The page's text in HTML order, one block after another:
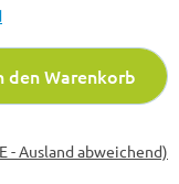
den Warenkorb
- Ausland abweichend)